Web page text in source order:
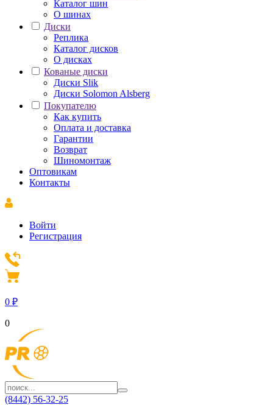
Каталог шин
О шинах
Диски
Реплика
Каталог дисков
О дисках
Кованые диски
Диски Slik
Диски Solomon Alsberg
Покупателю
Как купить
Оплата и доставка
Гарантии
Возврат
Шиномонтаж
Оптовикам
Контакты
Войти
Регистрация
0 ₽
0
(8442) 56-32-25